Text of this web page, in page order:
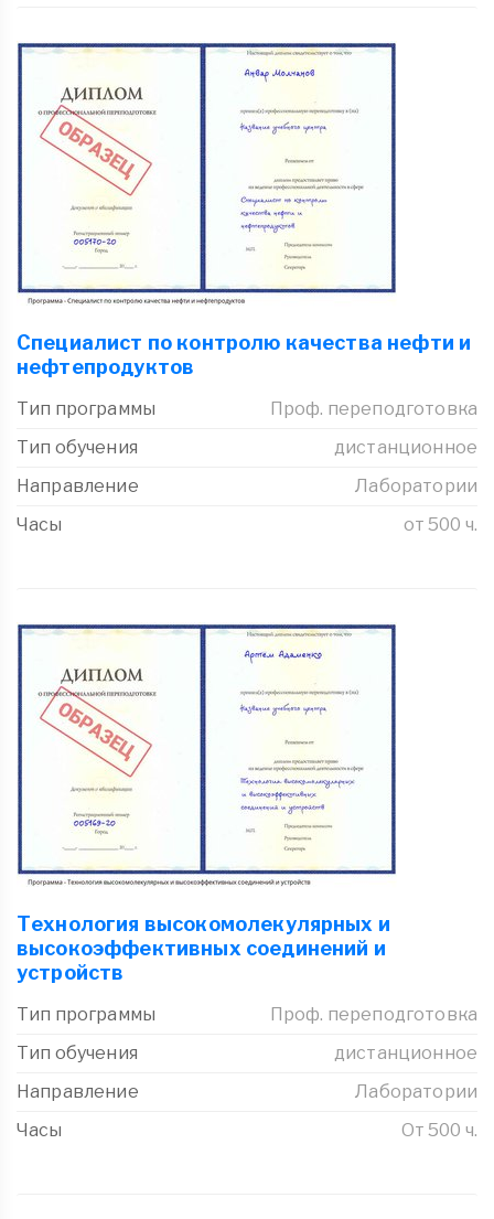
Специалист по контролю качества нефти и
нефтепродуктов
Тип программы
Проф. переподготовка
Тип обучения
дистанционное
Направление
Лаборатории
Часы
от 500 ч.
Технология высокомолекулярных и
высокоэффективных соединений и
устройств
Тип программы
Проф. переподготовка
Тип обучения
дистанционное
Направление
Лаборатории
Часы
От 500 ч.